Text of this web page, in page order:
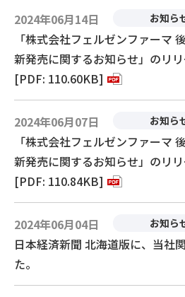
2024年06月14日 お知ら
「株式会社フェルゼンファーマ
新発売に関するお知らせ」のリリ
[PDF: 110.60KB]
2024年06月07日 お知ら
「株式会社フェルゼンファーマ
新発売に関するお知らせ」のリリ
[PDF: 110.84KB]
2024年06月04日 お知ら
日本経済新聞 北海道版に、当社
た。